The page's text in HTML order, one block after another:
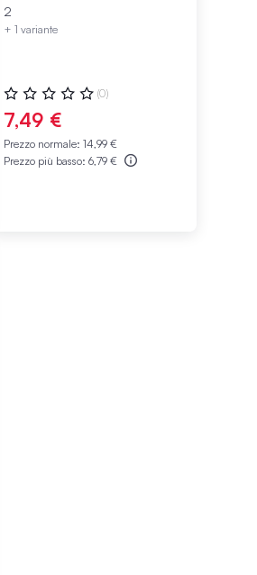
2
+ 1 variante
Valutazione:
0%
(0)
7,49 €
Prezzo normale: 14,99 €
Prezzo più basso: 6,79 €